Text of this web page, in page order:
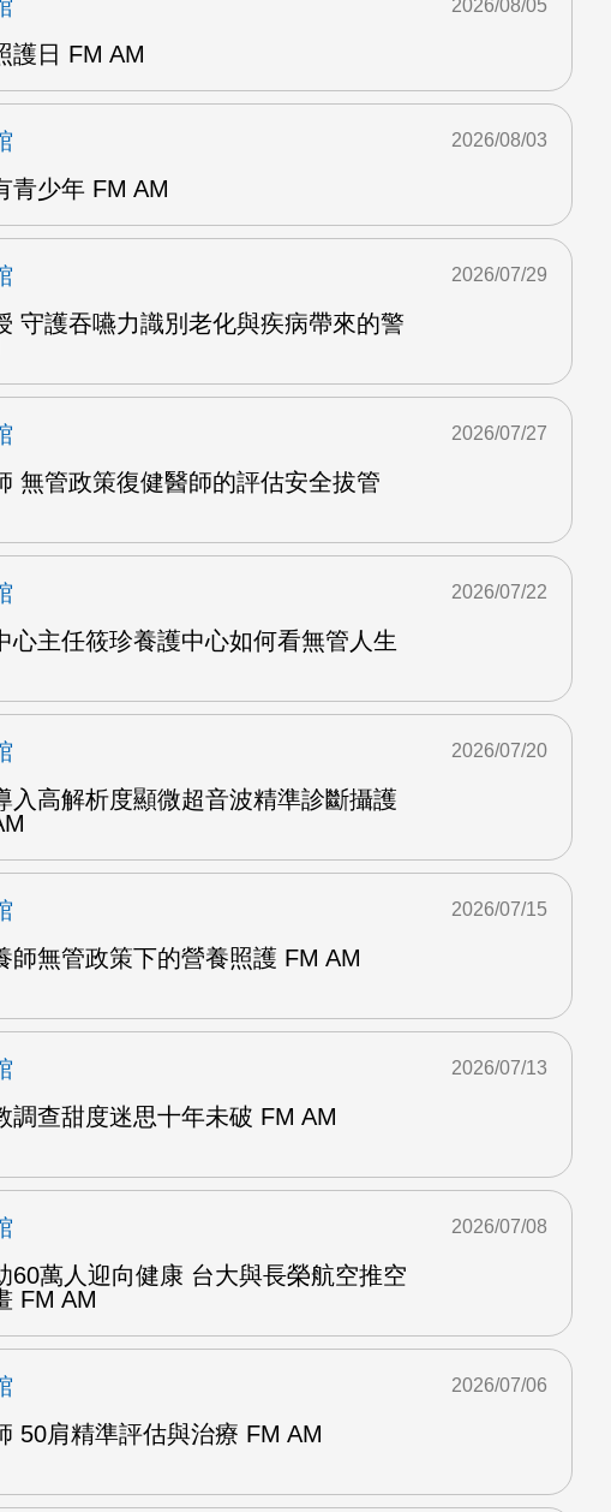
護日 FM AM
2026/08/05
青少年 FM AM
2026/08/03
守護吞嚥力識別老化與疾病帶來的警
2026/07/29
無管政策復健醫師的評估安全拔管
2026/07/27
心主任筱珍養護中心如何看無管人生
2026/07/22
入高解析度顯微超音波精準診斷攝護
2026/07/20
師無管政策下的營養照護 FM AM
2026/07/15
調查甜度迷思十年未破 FM AM
2026/07/13
60萬人迎向健康 台大與長榮航空推空
FM AM
2026/07/08
50肩精準評估與治療 FM AM
2026/07/06